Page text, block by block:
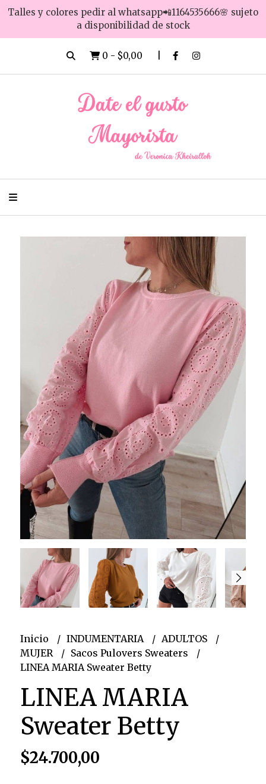
Talles y colores pedir al whatsapp📲1164535666🌸 sujeto
a disponibilidad de stock
0 - $0,00
Inicio INDUMENTARIA
ADULTOS
MUJER
Sacos Pulovers Sweaters
LINEA MARIA Sweater Betty
LINEA MARIA
Sweater Betty
$24.700,00